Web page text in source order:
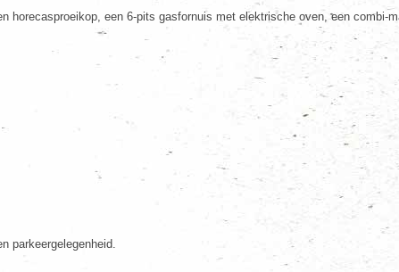
een 6-pits gasfornuis met elektrische oven, een combi-
parkeergelegenheid.